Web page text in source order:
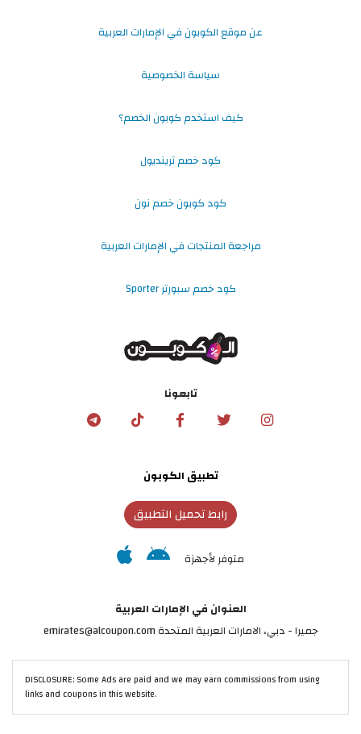
عن موقع الكوبون في الإمارات العربية
سياسة الخصوصية
كيف استخدم كوبون الخصم؟
كود خصم ترينديول
كود كوبون خصم نون
مراجعة المنتجات في الإمارات العربية
كود خصم سبورتر Sporter
تابعونا
تطبيق الكوبون
رابط تحميل التطبيق
متوفر لأجهزة
العنوان في الإمارات العربية
جميرا - دبي، الامارات العربية المتحدة emirates@alcoupon.com
DISCLOSURE: Some Ads are paid and we may earn commissions from using
links and coupons in this website.